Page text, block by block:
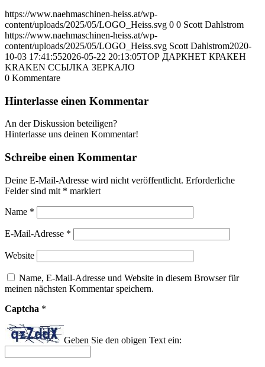
https://www.naehmaschinen-heiss.at/wp-
content/uploads/2025/05/LOGO_Heiss.svg 0 0 Scott Dahlstrom
https://www.naehmaschinen-heiss.at/wp-
content/uploads/2025/05/LOGO_Heiss.svg Scott Dahlstrom2020-
10-03 17:41:552026-05-22 20:13:05ТОР ДАРКНЕТ КРАКЕН
KRAKEN ССЫЛКА ЗЕРКАЛО
0 Kommentare
Hinterlasse einen Kommentar
An der Diskussion beteiligen?
Hinterlasse uns deinen Kommentar!
Schreibe einen Kommentar
Deine E-Mail-Adresse wird nicht veröffentlicht. Erforderliche
Felder sind mit * markiert
Name *
E-Mail-Adresse *
Website
Name, E-Mail-Adresse und Website in diesem Browser für
meinen nächsten Kommentar speichern.
Captcha *
Geben Sie den obigen Text ein: